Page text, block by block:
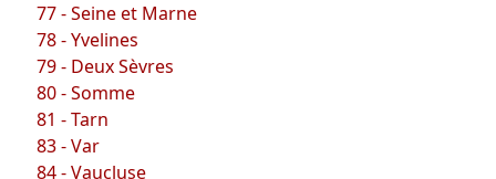
77 - Seine et Marne
78 - Yvelines
79 - Deux Sèvres
80 - Somme
81 - Tarn
83 - Var
84 - Vaucluse